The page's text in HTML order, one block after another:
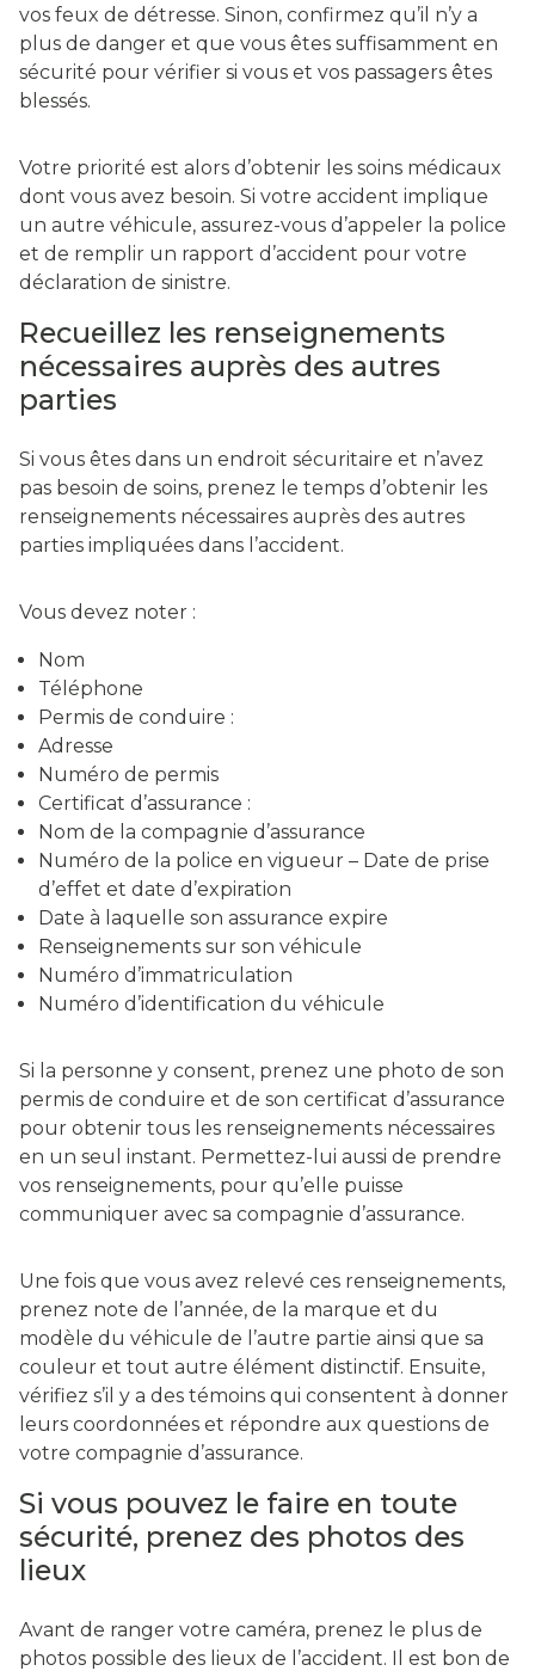
vos feux de détresse. Sinon, confirmez qu’il n’y a
plus de danger et que vous êtes suffisamment en
sécurité pour vérifier si vous et vos passagers êtes
blessés.
Votre priorité est alors d’obtenir les soins médicaux
dont vous avez besoin. Si votre accident implique
un autre véhicule, assurez-vous d’appeler la police
et de remplir un rapport d’accident pour votre
déclaration de sinistre.
Recueillez les renseignements
nécessaires auprès des autres
parties
Si vous êtes dans un endroit sécuritaire et n’avez
pas besoin de soins, prenez le temps d’obtenir les
renseignements nécessaires auprès des autres
parties impliquées dans l’accident.
Vous devez noter :
Nom
Téléphone
Permis de conduire :
Adresse
Numéro de permis
Certificat d’assurance :
Nom de la compagnie d’assurance
Numéro de la police en vigueur – Date de prise
d’effet et date d’expiration
Date à laquelle son assurance expire
Renseignements sur son véhicule
Numéro d’immatriculation
Numéro d’identification du véhicule
Si la personne y consent, prenez une photo de son
permis de conduire et de son certificat d’assurance
pour obtenir tous les renseignements nécessaires
en un seul instant. Permettez-lui aussi de prendre
vos renseignements, pour qu’elle puisse
communiquer avec sa compagnie d’assurance.
Une fois que vous avez relevé ces renseignements,
prenez note de l’année, de la marque et du
modèle du véhicule de l’autre partie ainsi que sa
couleur et tout autre élément distinctif. Ensuite,
vérifiez s’il y a des témoins qui consentent à donner
leurs coordonnées et répondre aux questions de
votre compagnie d’assurance.
Si vous pouvez le faire en toute
sécurité, prenez des photos des
lieux
Avant de ranger votre caméra, prenez le plus de
photos possible des lieux de l’accident. Il est bon de